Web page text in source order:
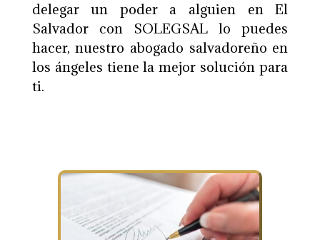
delegar un poder a alguien en El
Salvador con SOLEGSAL lo puedes
hacer, nuestro abogado salvadoreño en
los ángeles tiene la mejor solución para
ti.